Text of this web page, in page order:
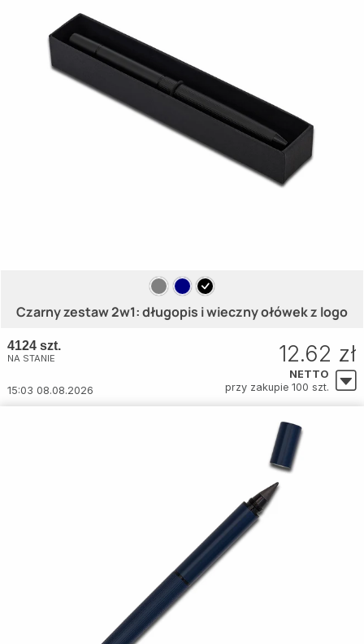
Czarny zestaw 2w1: długopis i wieczny ołówek z logo
4124 szt.
NA STANIE
15:03 08.08.2026
12.62 zł
NETTO
przy zakupie 100 szt.